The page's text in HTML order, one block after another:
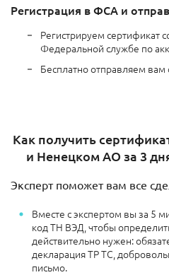
Регистрация в ФСА и
Регистрируем сертификат
Федеральной службе по
Бесплатно отправляем
Как получить
и Ненецком АО за 3
Эксперт поможет вам все
Вместе с экспертом вы за 5
код ТН ВЭД, чтобы
действительно нужен:
декларация ТР ТС,
письмо.